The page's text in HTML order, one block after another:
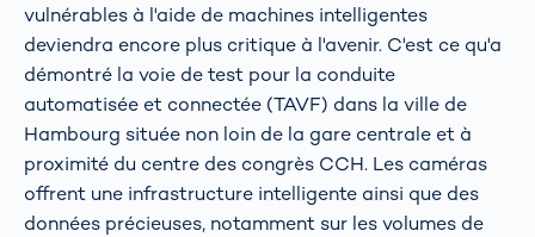
vulnérables à l'aide de machines intelligentes
deviendra encore plus critique à l'avenir. C'est ce qu'a
démontré la voie de test pour la conduite
automatisée et connectée (TAVF) dans la ville de
Hambourg située non loin de la gare centrale et à
proximité du centre des congrès CCH. Les caméras
offrent une infrastructure intelligente ainsi que des
données précieuses, notamment sur les volumes de